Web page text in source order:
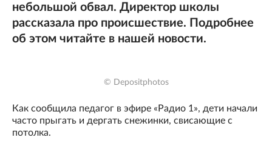
небольшой обвал. Директор школы
рассказала про происшествие. Подробнее
об этом читайте в нашей новости.
© Depositphotos
Как сообщила педагог в эфире «Радио 1», дети начали
часто прыгать и дергать снежинки, свисающие с
потолка.